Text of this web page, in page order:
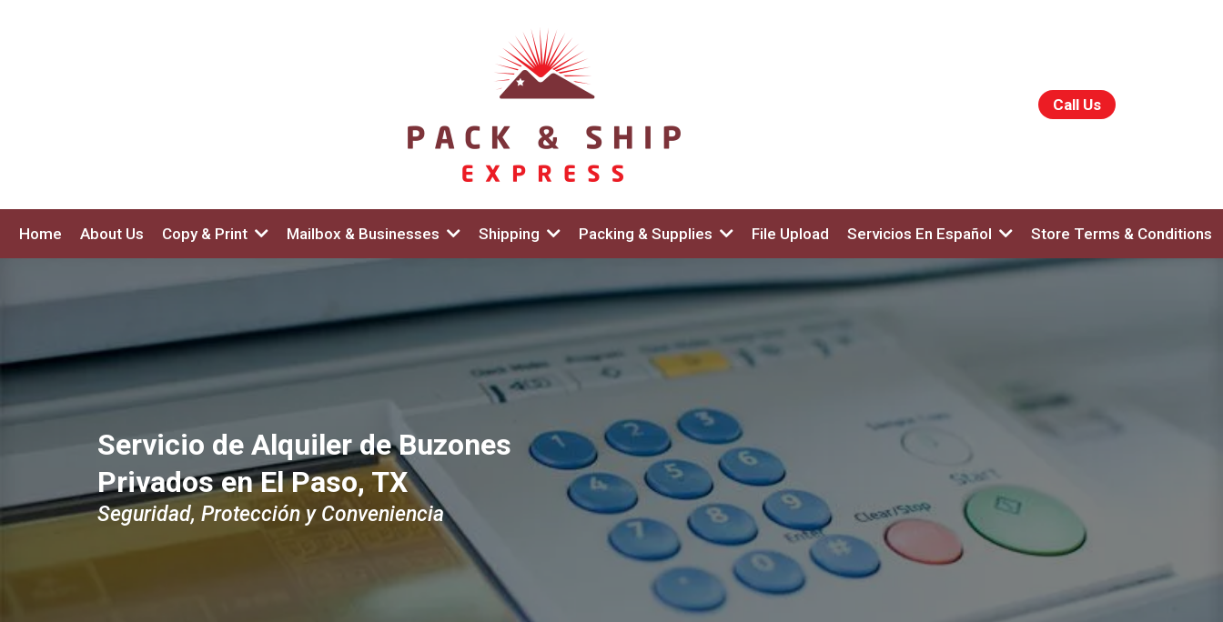
Call Us
Home About Us Copy & Print Mailbox & Businesses Shipping Packing & Supplies File Upload Servicios En Español Store Terms & Conditions
Servicio de Alquiler de Buzones
Privados en El Paso, TX
Seguridad, Protección y Conveniencia